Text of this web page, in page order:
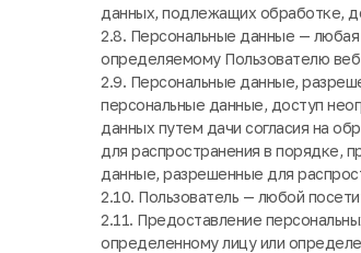
данных, подлежащих обработке,
2.8. Персональные данные —
определяемому Пользователю
2.9. Персональные данные,
персональные данные, доступ
данных путем дачи согласия на
для распространения в порядке,
данные, разрешенные для
2.10. Пользователь — любой
2.11. Предоставление
определенному лицу или